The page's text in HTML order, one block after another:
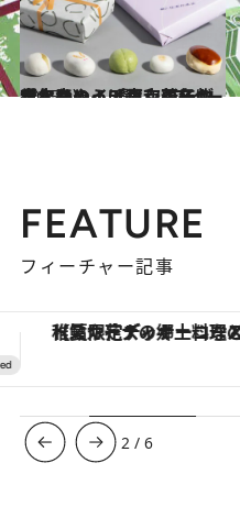
2025.1.2
新年はやっぱり和菓子が食べたい！【東京の名物まんじゅう5選】《スイーツなかのイチオシ新年の手土産》
グルメ
FEATURE
フィーチャー記事
3 /6